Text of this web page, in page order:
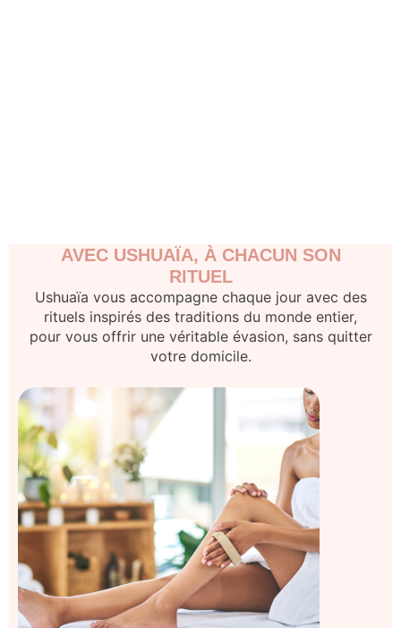
AVEC USHUAÏA, À CHACUN SON
RITUEL
Ushuaïa vous accompagne chaque jour avec des
rituels inspirés des traditions du monde entier,
pour vous offrir une véritable évasion, sans quitter
votre domicile.